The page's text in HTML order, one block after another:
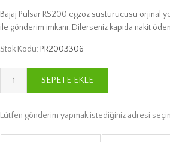
Bajaj Pulsar RS200 egzoz susturucusu orjinal
ile gönderim imkanı. Dilerseniz kapıda nakit
Stok Kodu: PR2003306
SEPETE EKLE
Lütfen gönderim yapmak istediğiniz adresi seçin